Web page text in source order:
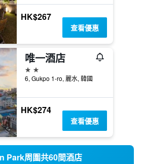
HK$267
查看優惠
唯一酒店
2星級
6, Gukpo 1-ro, 麗水, 韓國
HK$274
查看優惠
Park周圍共60間酒店